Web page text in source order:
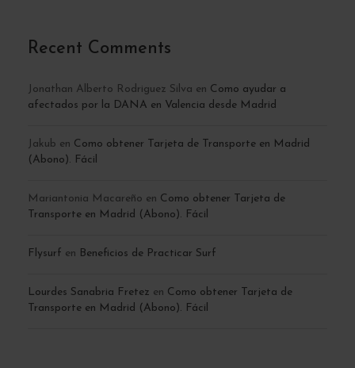
Recent Comments
Jonathan Alberto Rodriguez Silva en Como ayudar a
afectados por la DANA en Valencia desde Madrid
Jakub en Como obtener Tarjeta de Transporte en Madrid
(Abono). Fácil
Mariantonia Macareño en Como obtener Tarjeta de
Transporte en Madrid (Abono). Fácil
Flysurf en Beneficios de Practicar Surf
Lourdes Sanabria Fretez en Como obtener Tarjeta de
Transporte en Madrid (Abono). Fácil